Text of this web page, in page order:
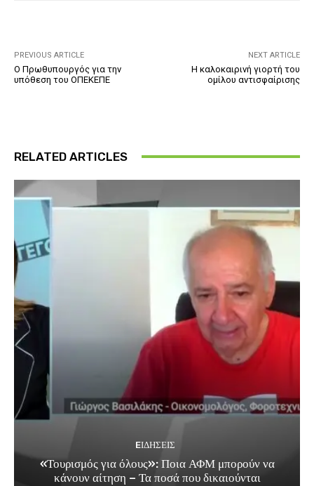
PREVIOUS ARTICLE
Ο Πρωθυπουργός για την
υπόθεση του ΟΠΕΚΕΠΕ
NEXT ARTICLE
Η καλοκαιρινή γιορτή του
ομίλου αντισφαίρισης
RELATED ARTICLES
EΙΔΗΣΕΙΣ
«Τουρισμός για όλους»: Ποια ΑΦΜ μπορούν να
κάνουν αίτηση – Τα ποσά που δικαιούνται